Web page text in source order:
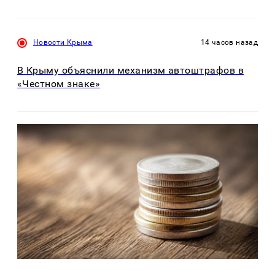
Новости Крыма 14 часов назад
В Крыму объяснили механизм автоштрафов в
«Честном знаке»